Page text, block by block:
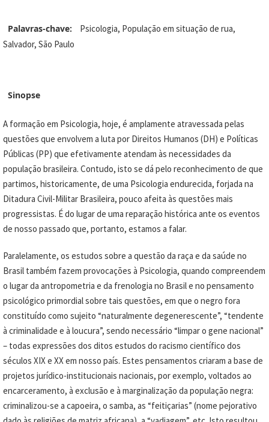
Palavras-chave:
Psicologia, População em situação de rua,
Salvador, São Paulo
Sinopse
A formação em Psicologia, hoje, é amplamente atravessada pelas
questões que envolvem a luta por Direitos Humanos (DH) e Políticas
Públicas (PP) que efetivamente atendam às necessidades da
população brasileira. Contudo, isto se dá pelo reconhecimento de que
partimos, historicamente, de uma Psicologia endurecida, forjada na
Ditadura Civil-Militar Brasileira, pouco afeita às questões mais
progressistas. É do lugar de uma reparação histórica ante os eventos
de nosso passado que, portanto, estamos a falar.
Paralelamente, os estudos sobre a questão da raça e da saúde no
Brasil também fazem provocações à Psicologia, quando compreendem
o lugar da antropometria e da frenologia no Brasil e no pensamento
psicológico primordial sobre tais questões, em que o negro fora
constituído como sujeito “naturalmente degenerescente”, “tendente
à criminalidade e à loucura”, sendo necessário “limpar o gene nacional”
– todas expressões dos ditos estudos do racismo científico dos
séculos XIX e XX em nosso país. Estes pensamentos criaram a base de
projetos jurídico-institucionais nacionais, por exemplo, voltados ao
encarceramento, à exclusão e à marginalização da população negra:
criminalizou-se a capoeira, o samba, as “feitiçarias” (nome pejorativo